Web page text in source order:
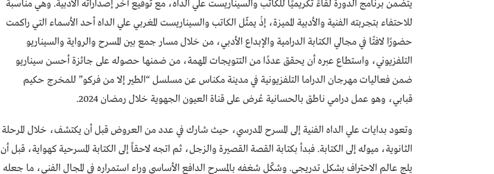
يتضمن برنامج الدورة لقاءً تكريميًا للكاتب والسيناريست علي الداه، مع توقيع آخر إصداراته الأدبية. وهي مناسبة
للاحتفاء بتجربته الفنية والأدبية المميزة، إذْ يمثّل الكاتب والسيناريست المغربي علي الداه أحد الأسماء التي راكمت
حضورًا لافتًا في مجالي الكتابة الدرامية والإبداع الأدبي، من خلال مسار جمع بين المسرح والرواية والسيناريو
التلفزيوني، واستطاع عبره أن يحقق عددًا من التتويجات المهمة، من ضمنها حصوله على جائزة أحسن سيناريو
ضمن فعاليات مهرجان الدراما التلفزيونية في مدينة مكناس عن مسلسل “الطير إلا من فركو” للمخرج حكيم
قبابي، وهو عمل درامي ناطق بالحسانية عُرض على قناة العيون الجهوية خلال رمضان 2024.
وتعود بدايات علي الداه الفنية إلى المسرح المدرسي، حيث شارك في عدد من العروض قبل أن يكتشف، خلال المرحلة
الثانوية، ميوله إلى الكتابة. فبدأ بكتابة القصة القصيرة والزجل، ثم اتجه لاحقاً إلى الكتابة المسرحية كهواية، قبل أن
يلج عالم الاحتراف بشكل تدريجي. وشكّل شغفه بالمسرح الدافع الأساسي وراء استمراره في المجال الفني، ما جعله